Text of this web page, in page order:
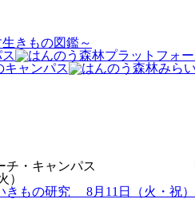
きもの図鑑～
チ・キャンパス
）
きもの研究 8月11日（火・祝）